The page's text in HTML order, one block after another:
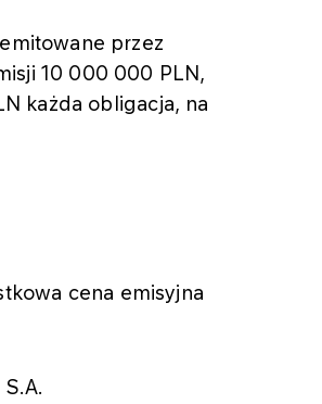
przez
10 000 000 PLN,
każda obligacja, na
cena emisyjna